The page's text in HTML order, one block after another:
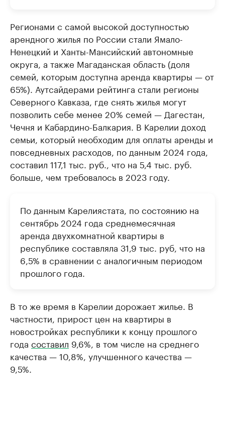
Регионами с самой высокой доступностью
арендного жилья по России стали Ямало-
Ненецкий и Ханты-Мансийский автономные
округа, а также Магаданская область (доля
семей, которым доступна аренда квартиры — от
65%). Аутсайдерами рейтинга стали регионы
Северного Кавказа, где снять жилья могут
позволить себе менее 20% семей — Дагестан,
Чечня и Кабардино-Балкария. В Карелии доход
семьи, который необходим для оплаты аренды и
повседневных расходов, по данным 2024 года,
составил 117,1 тыс. руб., что на 5,4 тыс. руб.
больше, чем требовалось в 2023 году.
По данным Карелиястата, по состоянию на
сентябрь 2024 года среднемесячная
аренда двухкомнатной квартиры в
республике составляла 31,9 тыс. руб, что на
6,5% в сравнении с аналогичным периодом
прошлого года.
В то же время в Карелии дорожает жилье. В
частности, прирост цен на квартиры в
новостройках республики к концу прошлого
года составил 9,6%, в том числе на среднего
качества — 10,8%, улучшенного качества —
9,5%.